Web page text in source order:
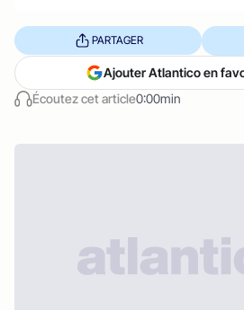
Écoutez cet article0:00min
PARTAGER
Ajouter Atlantico en